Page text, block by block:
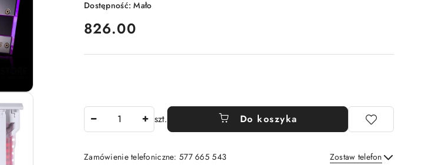
Dostępność:Mało
cena:
826.00
szt. Do koszyka
Zamówienie telefoniczne: 577 665 543 Zostaw telefon